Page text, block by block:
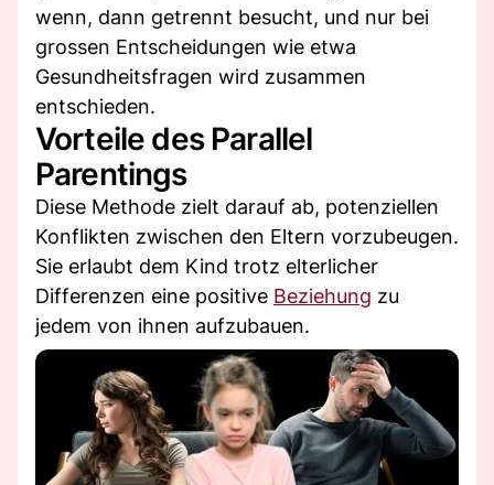
wenn, dann getrennt besucht, und nur bei
grossen Entscheidungen wie etwa
Gesundheitsfragen wird zusammen
entschieden.
Vorteile des Parallel
Parentings
Diese Methode zielt darauf ab, potenziellen
Konflikten zwischen den Eltern vorzubeugen.
Sie erlaubt dem Kind trotz elterlicher
Differenzen eine positive Beziehung zu
jedem von ihnen aufzubauen.